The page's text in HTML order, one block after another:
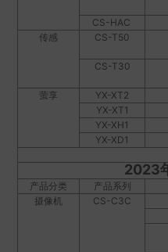
CS-HAC
传感
CS-T50
CS-T30
萤享
YX-XT2
YX-XT1
YX-XH1
YX-XD1
2023
产品分类 产品系列
摄像机
CS-C3C